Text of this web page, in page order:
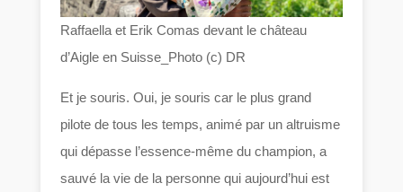
Raffaella et Erik Comas devant le château
d’Aigle en Suisse_Photo (c) DR
Et je souris. Oui, je souris car le plus grand
pilote de tous les temps, animé par un altruisme
qui dépasse l’essence-même du champion, a
sauvé la vie de la personne qui aujourd’hui est